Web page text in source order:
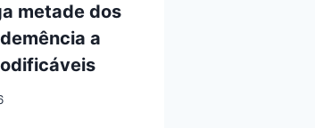
metade dos
a